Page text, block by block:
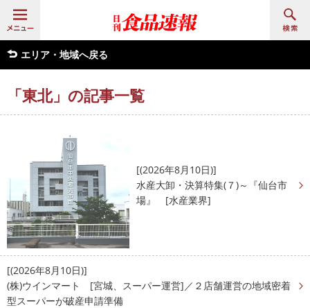
エリア・地域へ戻る
「東北」の記事一覧
[(2026年8月10日)]
水産大卸・決算特集(７)～『仙台市
場』 [水産業界]
[(2026年8月10日)]
(株)ウインマート [宮城、スーパー運営]／２店舗運営の地域密着
型スーパーが破産申請準備